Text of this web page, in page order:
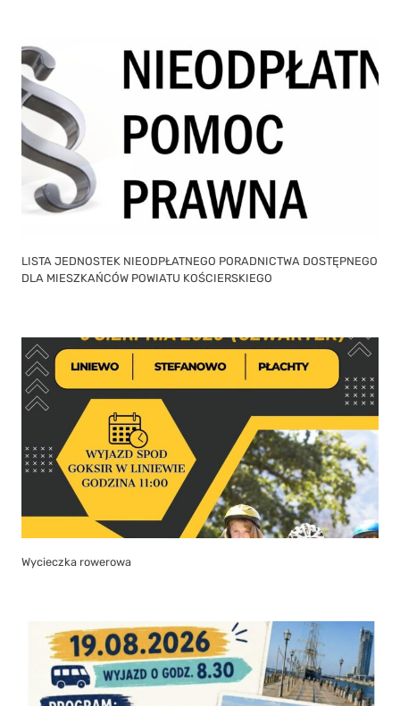
LISTA JEDNOSTEK NIEODPŁATNEGO PORADNICTWA DOSTĘPNEGO
DLA MIESZKAŃCÓW POWIATU KOŚCIERSKIEGO
Wycieczka rowerowa